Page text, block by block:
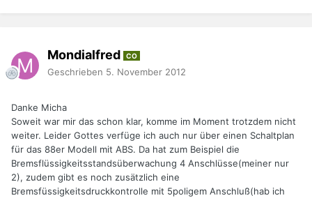
Mondialfred CO
Geschrieben 5. November 2012
Danke Micha
Soweit war mir das schon klar, komme im Moment trotzdem nicht
weiter. Leider Gottes verfüge ich auch nur über einen Schaltplan
für das 88er Modell mit ABS. Da hat zum Beispiel die
Bremsflüssigkeitsstandsüberwachung 4 Anschlüsse(meiner nur
2), zudem gibt es noch zusätzlich eine
Bremsfüssigkeitsdruckkontrolle mit 5poligem Anschluß(hab ich